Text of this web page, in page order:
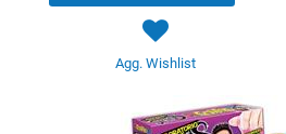
Agg. Wishlist